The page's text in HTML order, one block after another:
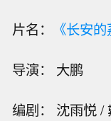
片名： 《长安的
导演： 大鹏
编剧： 沈雨悦 /